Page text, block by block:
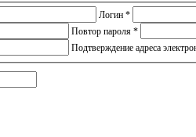
Логин *
Повтор пароля *
Подтверждение адреса